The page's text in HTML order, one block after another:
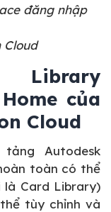
đăng nhập
Cloud
Library
của
Cloud
Autodesk
toàn có thể
Card Library)
tùy chỉnh và